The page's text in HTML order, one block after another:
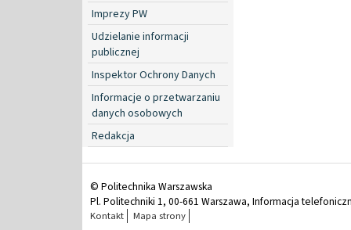
Imprezy PW
Udzielanie informacji
publicznej
Inspektor Ochrony Danych
Informacje o przetwarzaniu
danych osobowych
Redakcja
© Politechnika Warszawska
Pl. Politechniki 1, 00-661 Warszawa, Informacja
Kontakt Mapa strony